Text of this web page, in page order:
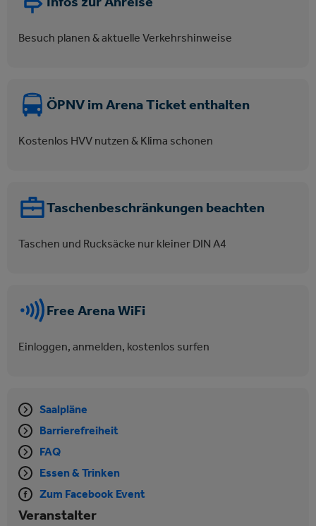
Besuch planen & aktuelle Verkehrshinweise
ÖPNV im Arena Ticket enthalten
Kostenlos HVV nutzen & Klima schonen
Taschenbeschränkungen beachten
Taschen und Rucksäcke nur kleiner DIN A4
Free Arena WiFi
Einloggen, anmelden, kostenlos surfen
Saalpläne
Barrierefreiheit
FAQ
Essen & Trinken
Zum Facebook Event
Veranstalter